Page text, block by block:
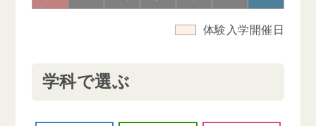
体験入学開催日
学科で選ぶ